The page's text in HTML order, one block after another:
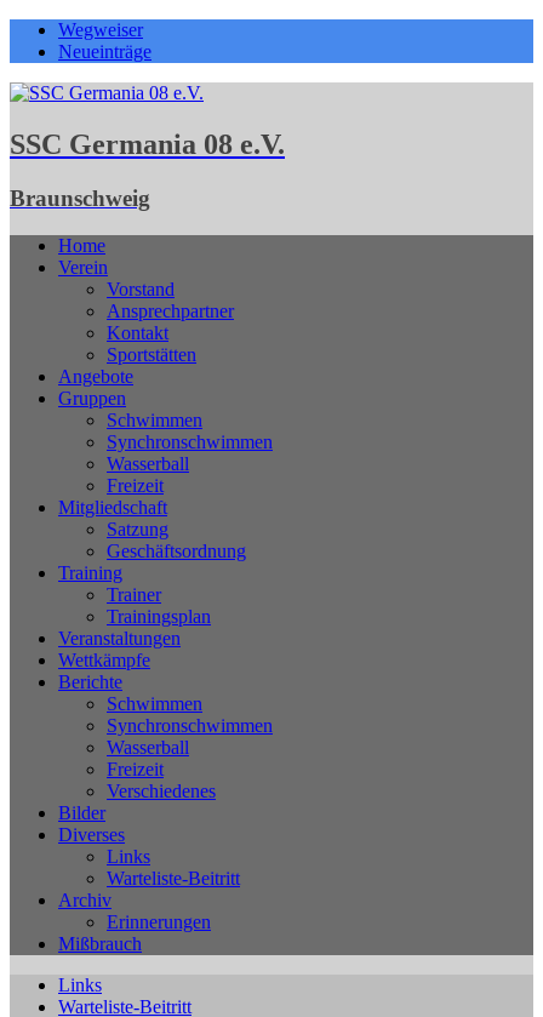
Wegweiser
Neueinträge
SSC Germania 08 e.V.
Braunschweig
Home
Verein
Vorstand
Ansprechpartner
Kontakt
Sportstätten
Angebote
Gruppen
Schwimmen
Synchronschwimmen
Wasserball
Freizeit
Mitgliedschaft
Satzung
Geschäftsordnung
Training
Trainer
Trainingsplan
Veranstaltungen
Wettkämpfe
Berichte
Schwimmen
Synchronschwimmen
Wasserball
Freizeit
Verschiedenes
Bilder
Diverses
Links
Warteliste-Beitritt
Archiv
Erinnerungen
Mißbrauch
Links
Warteliste-Beitritt